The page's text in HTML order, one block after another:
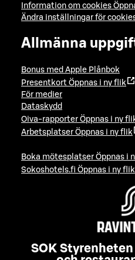
Information om cookies
Ändra inställningar för
Allmänna
Bonus med Apple Plånbok
Presentkort Öppnas i ny flik
För medier
Dataskydd
Oiva-rapporter Öppnas i ny
Arbetsplatser Öppnas i ny flik
Boka mötesplatser Öppnas i
Sokoshotels.fi Öppnas i ny flik
SOK